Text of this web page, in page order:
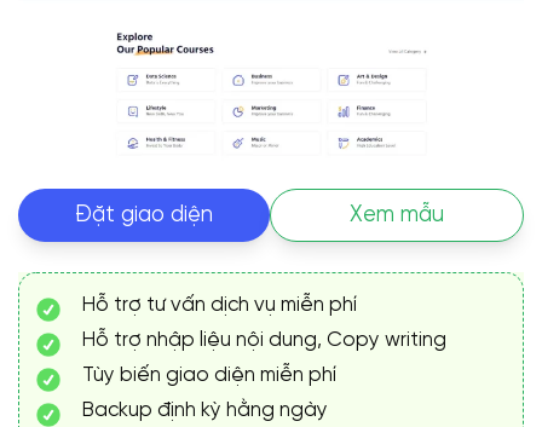
Đặt giao diện Xem mẫu
Hỗ trợ tư vấn dịch vụ miễn phí
Hỗ trợ nhập liệu nội dung, Copy writing
Tùy biến giao diện miễn phí
Backup định kỳ hằng ngày